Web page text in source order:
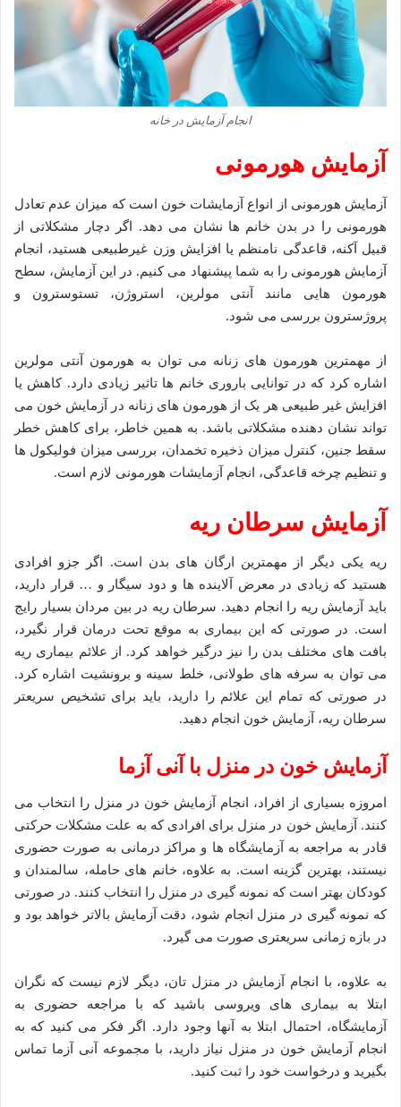
انجام آزمایش در خانه
آزمایش هورمونی
آزمایش هورمونی از انواع آزمایشات خون است که میزان عدم تعادل
هورمونی را در بدن خانم ها نشان می دهد. اگر دچار مشکلاتی از
قبیل آکنه، قاعدگی نامنظم یا افزایش وزن غیرطبیعی هستید، انجام
آزمایش هورمونی را به شما پیشنهاد می کنیم. در این آزمایش، سطح
هورمون هایی مانند آنتی مولرین، استروژن، تستوسترون و
پروژسترون بررسی می شود.
از مهمترین هورمون های زنانه می توان به هورمون آنتی مولرین
اشاره کرد که در توانایی باروری خانم ها تاثیر زیادی دارد. کاهش یا
افزایش غیر طبیعی هر یک از هورمون های زنانه در آزمایش خون می
تواند نشان دهنده مشکلاتی باشد. به همین خاطر، برای کاهش خطر
سقط جنین، کنترل میزان ذخیره تخمدان، بررسی میزان فولیکول ها
و تنظیم چرخه قاعدگی، انجام آزمایشات هورمونی لازم است.
آزمایش سرطان ریه
ریه یکی دیگر از مهمترین ارگان های بدن است. اگر جزو افرادی
هستید که زیادی در معرض آلاینده ها و دود سیگار و … قرار دارید،
باید آزمایش ریه را انجام دهید. سرطان ریه در بین مردان بسیار رایج
است. در صورتی که این بیماری به موقع تحت درمان قرار نگیرد،
بافت های مختلف بدن را نیز درگیر خواهد کرد. از علائم بیماری ریه
می توان به سرفه های طولانی، خلط سینه و برونشیت اشاره کرد.
در صورتی که تمام این علائم را دارید، باید برای تشخیص سریعتر
سرطان ریه، آزمایش خون انجام دهید.
آزمایش خون در منزل با آنی آزما
امروزه بسیاری از افراد، انجام آزمایش خون در منزل را انتخاب می
کنند. آزمایش خون در منزل برای افرادی که به علت مشکلات حرکتی
قادر به مراجعه به آزمایشگاه ها و مراکز درمانی به صورت حضوری
نیستند، بهترین گزینه است. به علاوه، خانم های حامله، سالمندان و
کودکان بهتر است که نمونه گیری در منزل را انتخاب کنند. در صورتی
که نمونه گیری در منزل انجام شود، دقت آزمایش بالاتر خواهد بود و
در بازه زمانی سریعتری صورت می گیرد.
به علاوه، با انجام آزمایش در منزل تان، دیگر لازم نیست که نگران
ابتلا به بیماری های ویروسی باشید که با مراجعه حضوری به
آزمایشگاه، احتمال ابتلا به آنها وجود دارد. اگر فکر می کنید که به
انجام آزمایش خون در منزل نیاز دارید، با مجموعه آنی آزما تماس
بگیرید و درخواست خود را ثبت کنید.